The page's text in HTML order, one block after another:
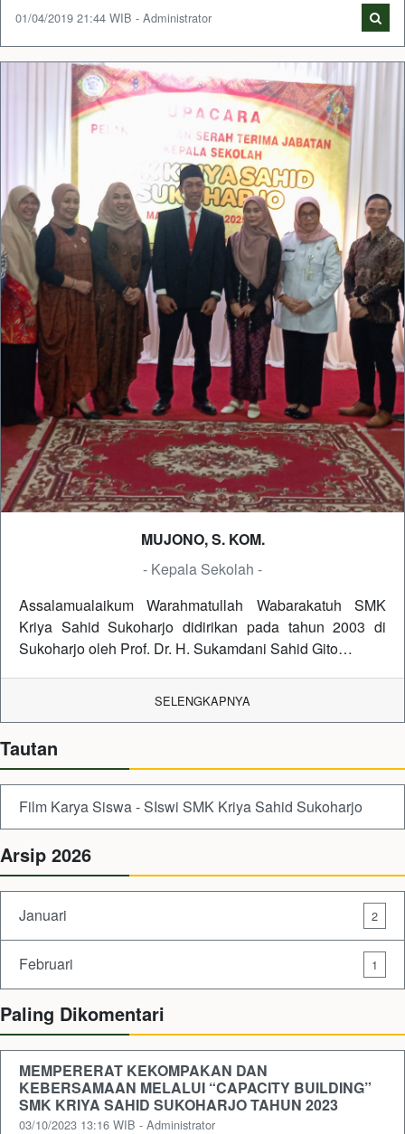
01/04/2019 21:44 WIB - Administrator
MUJONO, S. KOM.
- Kepala Sekolah -
Assalamualaikum Warahmatullah Wabarakatuh SMK
Kriya Sahid Sukoharjo didirikan pada tahun 2003 di
Sukoharjo oleh Prof. Dr. H. Sukamdani Sahid Gito…
SELENGKAPNYA
Tautan
Film Karya Siswa - SIswi SMK Kriya Sahid Sukoharjo
Arsip 2026
Januari 2
Februari 1
Paling Dikomentari
MEMPERERAT KEKOMPAKAN DAN
KEBERSAMAAN MELALUI “CAPACITY BUILDING”
SMK KRIYA SAHID SUKOHARJO TAHUN 2023
03/10/2023 13:16 WIB - Administrator